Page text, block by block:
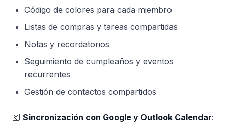
Código de colores para cada miembro
Listas de compras y tareas compartidas
Notas y recordatorios
Seguimiento de cumpleaños y eventos
recurrentes
Gestión de contactos compartidos
🛜 Sincronización con Google y Outlook Calendar: